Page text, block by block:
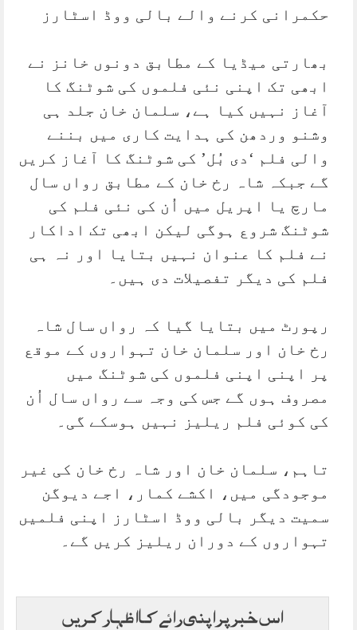
حکمرانی کرنے والے بالی ووڈ اسٹارز
بھارتی میڈیا کے مطابق دونوں خانز نے
ابھی تک اپنی نئی فلموں کی شوٹنگ کا
آغاز نہیں کیا ہے، سلمان خان جلد ہی
وشنو وردھن کی ہدایت کاری میں بننے
والی فلم ‘دی بُل’ کی شوٹنگ کا آغاز کریں
گے جبکہ شاہ رخ خان کے مطابق رواں سال
مارچ یا اپریل میں اُن کی نئی فلم کی
شوٹنگ شروع ہوگی لیکن ابھی تک اداکار
نے فلم کا عنوان نہیں بتایا اور نہ ہی
فلم کی دیگر تفصیلات دی ہیں۔
رپورٹ میں بتایا گیا کہ رواں سال شاہ
رخ خان اور سلمان خان تہواروں کے موقع
پر اپنی اپنی فلموں کی شوٹنگ میں
مصروف ہوں گے جس کی وجہ سے رواں سال اُن
کی کوئی فلم ریلیز نہیں ہوسکے گی۔
تاہم، سلمان خان اور شاہ رخ خان کی غیر
موجودگی میں، اکشے کمار، اجے دیوگن
سمیت دیگر بالی ووڈ اسٹارز اپنی فلمیں
تہواروں کے دوران ریلیز کریں گے۔
اس خبر پر اپنی رائے کا اظہار کریں